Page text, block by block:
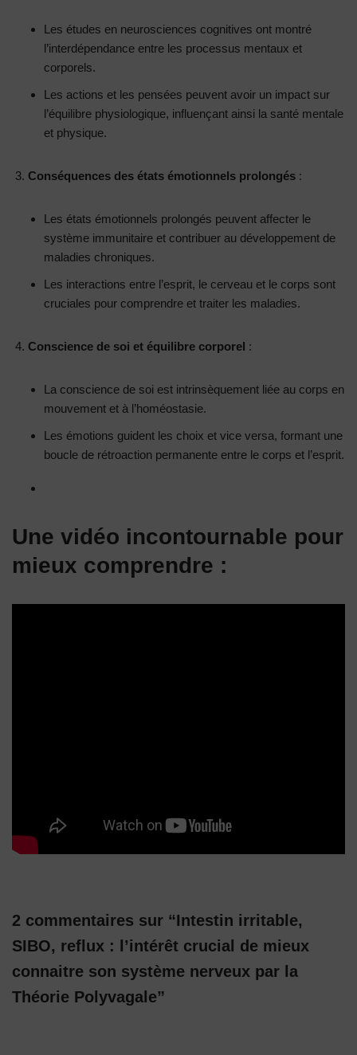
Les études en neurosciences cognitives ont montré
l’interdépendance entre les processus mentaux et
corporels.
Les actions et les pensées peuvent avoir un impact sur
l’équilibre physiologique, influençant ainsi la santé mentale
et physique.
Conséquences des états émotionnels prolongés :
Les états émotionnels prolongés peuvent affecter le
système immunitaire et contribuer au développement de
maladies chroniques.
Les interactions entre l’esprit, le cerveau et le corps sont
cruciales pour comprendre et traiter les maladies.
Conscience de soi et équilibre corporel :
La conscience de soi est intrinsèquement liée au corps en
mouvement et à l’homéostasie.
Les émotions guident les choix et vice versa, formant une
boucle de rétroaction permanente entre le corps et l’esprit.
Une vidéo incontournable pour
mieux comprendre :
2 commentaires sur “Intestin irritable,
SIBO, reflux : l’intérêt crucial de mieux
connaitre son système nerveux par la
Théorie Polyvagale”